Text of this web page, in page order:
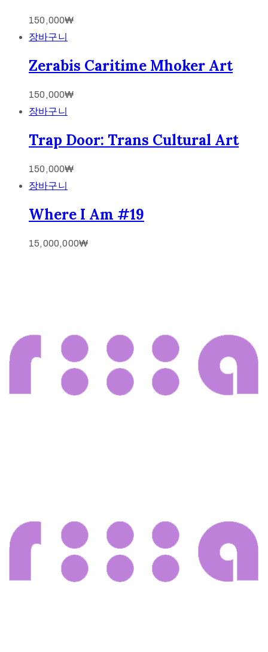
150,000₩
장바구니
Zerabis Caritime Mhoker Art
150,000₩
장바구니
Trap Door: Trans Cultural Art
150,000₩
장바구니
Where I Am #19
15,000,000₩